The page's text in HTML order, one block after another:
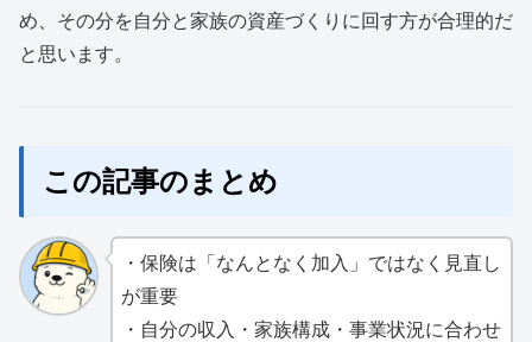
め、その分を自分と家族の資産づくりに回す方が合理的だ
と思います。
この記事のまとめ
・保険は「なんとなく加入」ではなく見直し
が重要
・自分の収入・家族構成・事業状況に合わせ